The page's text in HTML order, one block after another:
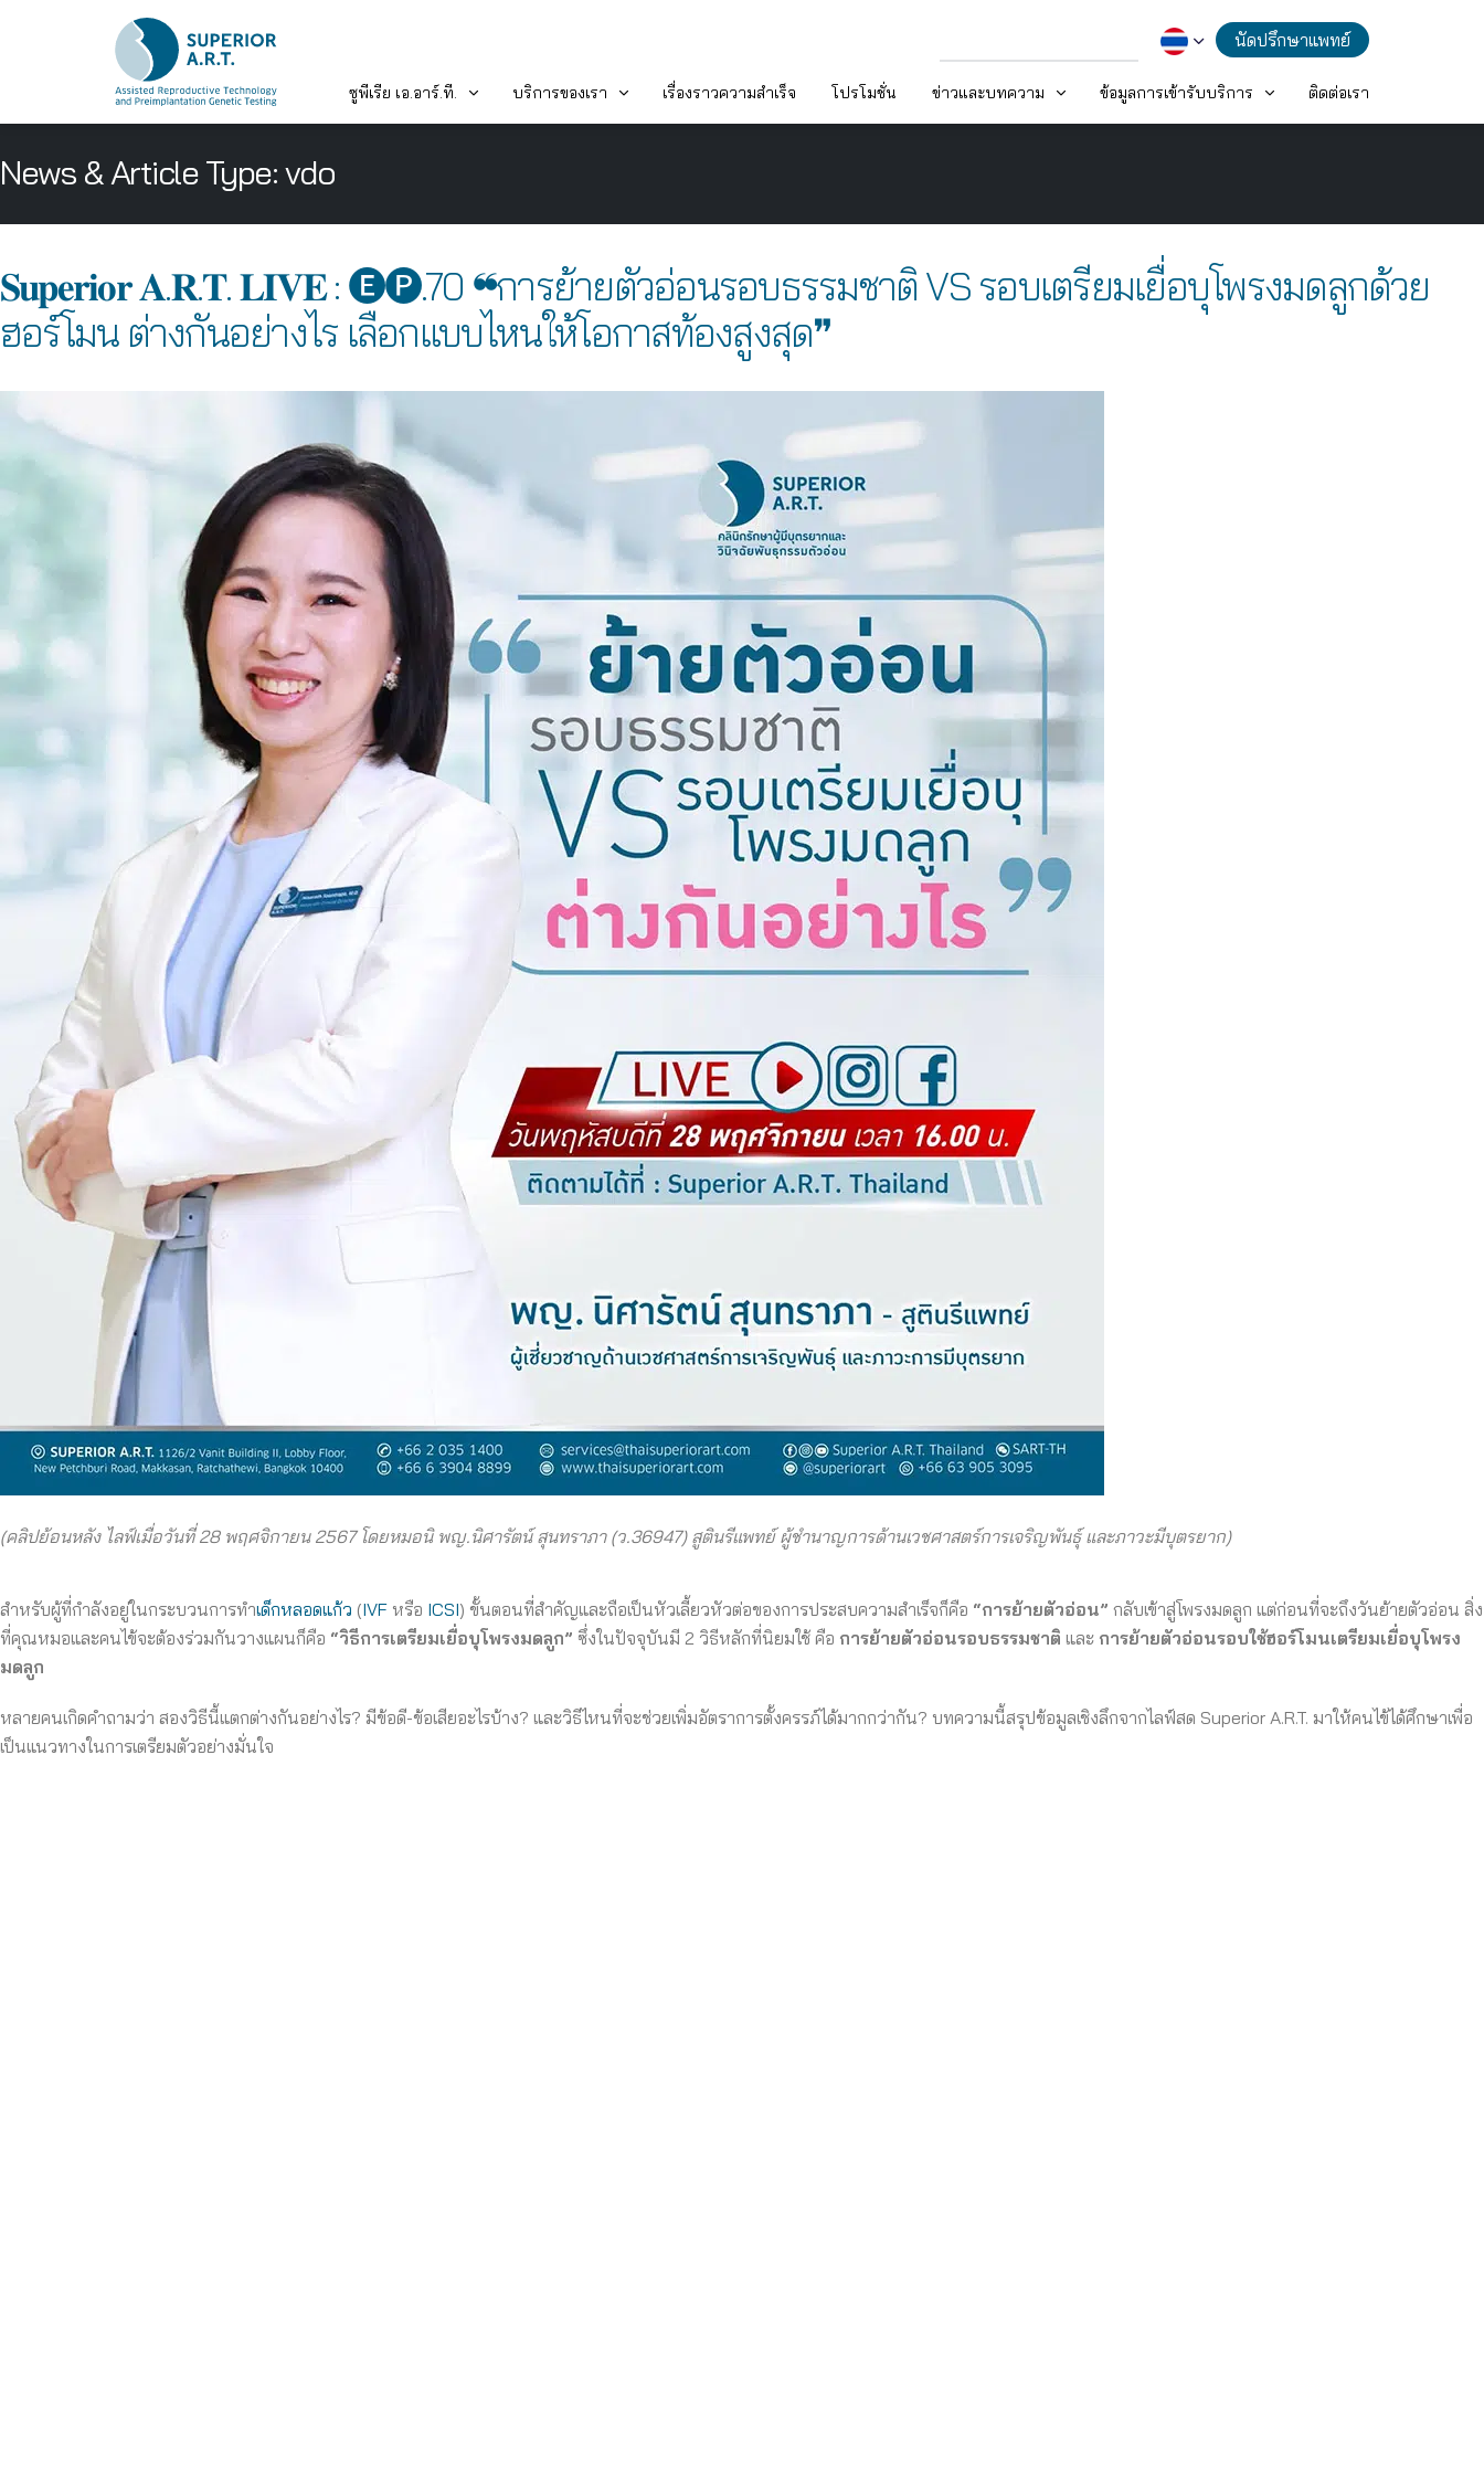
to
นัดปรึกษาแพทย์
ซูพีเรีย เอ.อาร์.ที. บริการของเรา เรื่องราวความสำเร็จ โปรโมชั่น ข่าวและบทความ ข้อมูลการเข้ารับบริการ ติดต่อเรา
News & Article Type:vdo
𝐒𝐮𝐩𝐞𝐫𝐢𝐨𝐫 𝐀.𝐑.𝐓. 𝐋𝐈𝐕𝐄 : 🅔🅟.70 ❝การย้ายตัวอ่อนรอบธรรมชาติ VS รอบเตรียมเยื่อบุโพรงมดลูกด้วย
ฮอร์โมน ต่างกันอย่างไร เลือกแบบไหนให้โอกาสท้องสูงสุด❞
(คลิปย้อนหลัง ไลฟ์เมื่อวันที่ 28 พฤศจิกายน 2567 โดยหมอนิ พญ.นิศารัตน์ สุนทราภา (ว.36947)สูตินรีแพทย์ ผู้ชำนาญการด้านเวชศาสตร์การเจริญพันธุ์ และภาวะมีบุตรยาก)
สำหรับผู้ที่กำลังอยู่ในกระบวนการทำเด็กหลอดแก้ว (IVF หรือ ICSI) ขั้นตอนที่สำคัญและถือเป็นหัวเลี้ยวหัวต่อของการประสบความสำเร็จก็คือ “การย้ายตัวอ่อน” กลับเข้าสู่โพรงมดลูก แต่ก่อนที่จะถึงวันย้ายตัวอ่อน สิ่ง
ที่คุณหมอและคนไข้จะต้องร่วมกันวางแผนก็คือ “วิธีการเตรียมเยื่อบุโพรงมดลูก” ซึ่งในปัจจุบันมี 2 วิธีหลักที่นิยมใช้ คือ การย้ายตัวอ่อนรอบธรรมชาติ และ การย้ายตัวอ่อนรอบใช้ฮอร์โมนเตรียมเยื่อบุโพรง
มดลูก
หลายคนเกิดคำถามว่า สองวิธีนี้แตกต่างกันอย่างไร? มีข้อดี-ข้อเสียอะไรบ้าง? และวิธีไหนที่จะช่วยเพิ่มอัตราการตั้งครรภ์ได้มากกว่ากัน? บทความนี้สรุปข้อมูลเชิงลึกจากไลฟ์สด Superior A.R.T. มาให้คนไข้ได้ศึกษาเพื่อ
เป็นแนวทางในการเตรียมตัวอย่างมั่นใจ